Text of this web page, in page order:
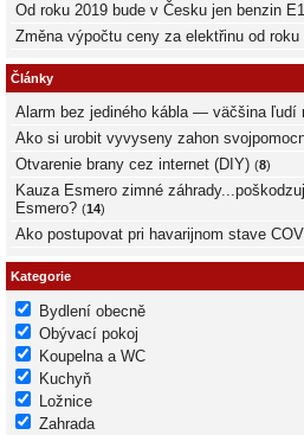
Od roku 2019 bude v Česku jen benzin
Změna výpočtu ceny za elektřinu od roku
Články
Alarm bez jediného kábla — väčšina ľudí
Ako si urobit vyvyseny zahon
Otvarenie brany cez internet (DIY) (8)
Kauza Esmero zimné
Esmero? (14)
Ako postupovat pri havarijnom stave COV
Kategorie
Bydlení obecně
Obývací pokoj
Koupelna a WC
Kuchyň
Ložnice
Zahrada